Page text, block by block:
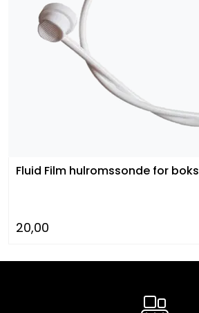
Fluid Film hulromssonde for boks
20,00